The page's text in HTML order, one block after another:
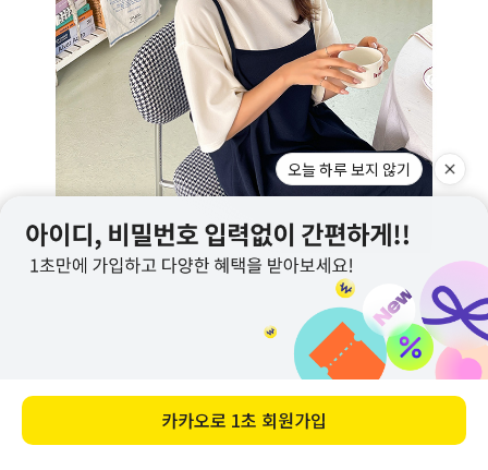
오늘 하루 보지 않기
카카오로 1초 회원가입